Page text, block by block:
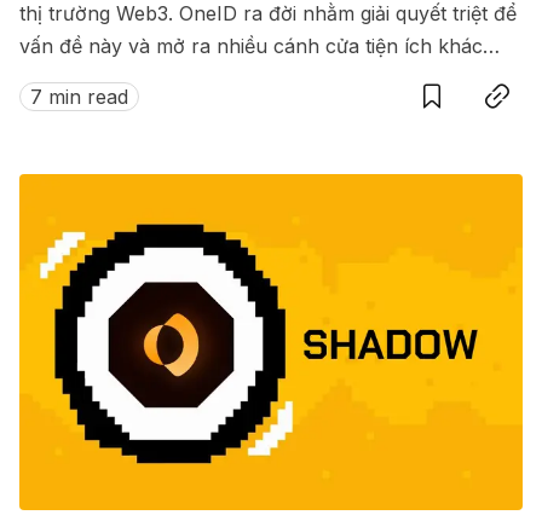
thị trường Web3. OneID ra đời nhằm giải quyết triệt để
vấn đề này và mở ra nhiều cánh cửa tiện ích khác
nữa dành cho người dùng trong thế giới Web3.
7 min read
SaveCopy link